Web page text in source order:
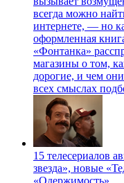
всегда можно
интернете, — но
оформленная
«Фонтанка»
магазины о том,
дорогие, и чем
всех смыслах
15 телесериалов
звезда», новые